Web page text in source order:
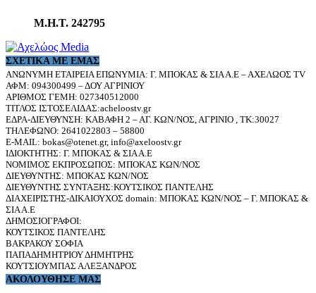
Μ.Η.Τ. 242795
ΣΧΕΤΙΚΆ ΜΕ ΕΜΆΣ
ΑΝΩΝΥΜΗ ΕΤΑΙΡΕΙΑ ΕΠΩΝΥΜΙΑ: Γ. ΜΠΟΚΑΣ & ΣΙΑ Α.Ε – ΑΧΕΛΩΟΣ TV
ΑΦΜ: 094300499 – ΔΟΥ ΑΓΡΙΝΙΟΥ
ΑΡΙΘΜΟΣ ΓΕΜΗ: 027340512000
ΤΙΤΛΟΣ ΙΣΤΟΣΕΛΙΔΑΣ:acheloostv.gr
ΕΔΡΑ-ΔΙΕΥΘΥΝΣΗ: ΚΑΒΑΦΗ 2 – ΑΓ. ΚΩΝ/ΝΟΣ, ΑΓΡΙΝΙΟ , ΤΚ:30027
ΤΗΛΕΦΩΝΟ: 2641022803 – 58800
E-MAIL: bokas@otenet.gr, info@axeloostv.gr
ΙΔΙΟΚΤΗΤΗΣ: Γ. ΜΠΟΚΑΣ & ΣΙΑ Α.Ε
ΝΟΜΙΜΟΣ ΕΚΠΡΟΣΩΠΟΣ: ΜΠΟΚΑΣ ΚΩΝ/ΝΟΣ
ΔΙΕΥΘΥΝΤΗΣ: ΜΠΟΚΑΣ ΚΩΝ/ΝΟΣ
ΔΙΕΥΘΥΝΤΗΣ ΣΥΝΤΑΞΗΣ:ΚΟΥΤΣΙΚΟΣ ΠΑΝΤΕΛΗΣ
ΔΙΑΧΕΙΡΙΣΤΗΣ-ΔΙΚΑΙΟΥΧΟΣ domain: ΜΠΟΚΑΣ ΚΩΝ/ΝΟΣ – Γ. ΜΠΟΚΑΣ &
ΣΙΑ Α.Ε
ΔΗΜΟΣΙΟΓΡΑΦΟΙ:
ΚΟΥΤΣΙΚΟΣ ΠΑΝΤΕΛΗΣ
ΒΑΚΡΑΚΟΥ ΣΟΦΙΑ
ΠΑΠΑΔΗΜΗΤΡΙΟΥ ΔΗΜΗΤΡΗΣ
ΚΟΥΤΣΙΟΥΜΠΑΣ ΑΛΕΞΑΝΔΡΟΣ
ΑΚΟΛΟΥΘΗΣΕ ΜΑΣ